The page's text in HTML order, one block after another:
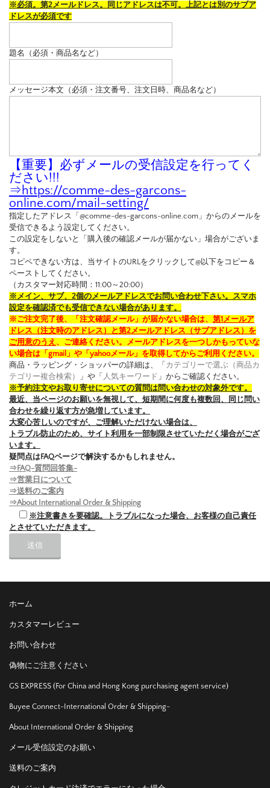
※必須。第2メールドレス。同じアドレスは不可。上記とは別のサブア
ドレスが必須です
題名（必須・商品名など）
メッセージ本文（必須・注文番号、注文日時、商品名など）
【重要】必ずメールの受信設定を行ってく
ださい!!!
⇒https://comme-des-garcons-
online.com/mail-setting/
指定したアドレス「@comme-des-garcons-online.com」からのメールを
受信できるよう設定してください。
この設定をしないと「購入後の確認メールが届かない」場合がございま
す。
コピペできない方は、当サイトのURLをクリックして@以下をコピー＆
ペーストしてください。
（カスタマー対応時間：11:00～20:00）
※メイン、サブ、2個のメールアドレスでお問い合わせ下さい。スマホ
設定を確認済でも受信できない場合があります。
※ご注文完了後、「注文確認メール」が届かない場合は、 第1メールア
ドレス（注文時のアドレス）と第2メールアドレス（サブアドレス）を
ご用意のうえ 、ご連絡ください。メールアドレスを一つしかもっていな
い場合は「gmail」や「yahooメール」を取得してからご利用ください。
商品・ラッピング・ショッパーの詳細は、「 カテゴリーで選ぶ（商品カ
テゴリー複合検索）
」や「 人気キーワード 」からご確認ください。
※予約注文やお取り寄せについての質問は問い合わせの対象外です。
最近、当ページのお願いを無視して、短期間に何度も複数回、同じ問い
合わせを繰り返す方が急増しています。
大変心苦しいのですが、ご理解いただけない場合は、
トラブル防止のため、サイト利用を一部制限させていただく場合がござ
います。
疑問点はFAQページで解決するかもしれません。
⇒FAQ-質問回答集-
⇒営業日について
⇒送料のご案内
⇒About International Order & Shipping
※注意書きを要確認。トラブルになった場合、お客様の自己責任
とさせていただきます。
ホーム
カスタマーレビュー
お問い合わせ
偽物にご注意ください
GS EXPRESS (For China and Hong Kong purchasing agent service)
Buyee Connect-International Order & Shipping-
About International Order & Shipping
メール受信設定のお願い
送料のご案内